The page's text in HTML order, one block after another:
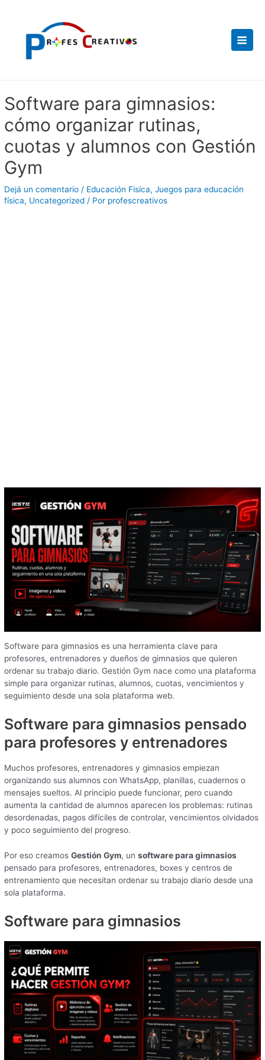
Software para gimnasios:
cómo organizar rutinas,
cuotas y alumnos con Gestión
Gym
Dejá un comentario / Educación Fisíca,Juegos para educación
física, Uncategorized / Por profescreativos
Software para gimnasios es una herramienta clave para
profesores, entrenadores y dueños de gimnasios que quieren
ordenar su trabajo diario. Gestión Gym nace como una plataforma
simple para organizar rutinas, alumnos, cuotas, vencimientos y
seguimiento desde una sola plataforma web.
Software para gimnasios pensado
para profesores y entrenadores
Muchos profesores, entrenadores y gimnasios empiezan
organizando sus alumnos con WhatsApp, planillas, cuadernos o
mensajes sueltos. Al principio puede funcionar, pero cuando
aumenta la cantidad de alumnos aparecen los problemas: rutinas
desordenadas, pagos difíciles de controlar, vencimientos olvidados
y poco seguimiento del progreso.
Por eso creamosGestión Gym, unsoftware para gimnasios
pensado para profesores, entrenadores, boxes y centros de
entrenamiento que necesitan ordenar su trabajo diario desde una
sola plataforma.
Software para gimnasios
entradas